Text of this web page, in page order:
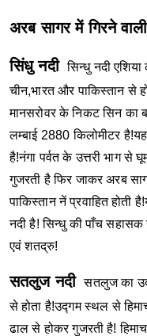
अरब सागर में गिरने वाली
सिंधु नदी सिन्धु नदी
चीन,भारत और पाकिस्तान से
मानसरोवर के निकट सिन का
लम्बाई 2880 किलोमीटर
है!नंगा पर्वत के उत्तरी भाग से
गुजरती है फिर जाकर अरब
पाकिस्तान नें प्रवाहित होती
नदी है! सिन्धु की पाँच सहासक
एवं शतद्रु!
सतलुज नदी सतलुज का
से होता है!उद्गम स्थल से
ढाल से होकर गुजरती है!